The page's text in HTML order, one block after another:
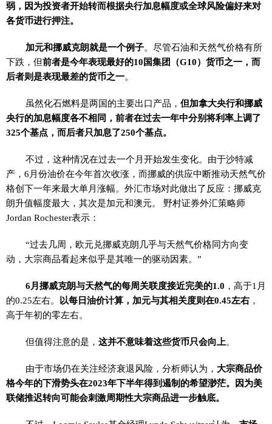
弱，因为投资者开始转而根据央行加息幅度或全球风险偏好来对
各货币进行押注。
加元和挪威克朗就是一个例子。尽管石油和天然气价格有所
下跌，但前者是今年表现最好的10国集团（G10）货币之一，而
后者则是表现最差的货币之一。
虽然化石燃料是两国的主要出口产品， 但加拿大央行和挪威
央行的加息幅度各不相同，前者在过去一年中分别将利率上调了
325个基点，而后者只加息了250个基点。
不过，这种情况在过去一个月开始发生变化。由于沙特减
产，6月份油价在今年首次收涨，而挪威的供应中断推动天然气价
格创下一年来最大单月涨幅。外汇市场对此做出了反应：挪威克
朗升值幅度最大，其次是加元和澳元。 野村证券外汇策略师
Jordan Rochester表示：
“过去几周，欧元兑挪威克朗几乎与天然气价格同方向变
动，大宗商品看起来似乎是其唯一的驱动因素。”
6月挪威克朗与天然气的每周关联度接近完美的1.0 ，高于1月
的0.25左右。
以每日油价计算，加元与其相关度则在0.45左右 ，
高于年初的零左右。
但值得注意的是， 这并不意味着这些货币只会向上。
由于市场仍在关注经济衰退风险，分析师认为， 大宗商品价
格今年的下滑势头在2023年下半年得到遏制的希望渺茫。因为美
联储推迟转向可能会刺激周期性大宗商品进一步触底。